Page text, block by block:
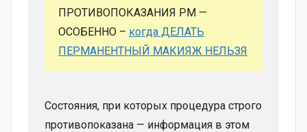
ПРОТИВОПОКАЗАНИЯ PM —
ОСОБЕННО – когда ДЕЛАТЬ
ПЕРМАНЕНТНЫЙ МАКИЯЖ НЕЛЬЗЯ
Состояния, при которых процедура строго
противопоказана — информация в этом